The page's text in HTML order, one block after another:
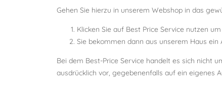
Gehen Sie hierzu in unserem Webshop in das
Klicken Sie auf Best Price Service nutzen
Sie bekommen dann aus unserem Haus
Bei dem Best-Price Service handelt es sich nicht
ausdrücklich vor, gegebenenfalls auf ein eigenes